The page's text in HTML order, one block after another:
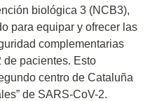
biológica 3 (NCB3),
para equipar y ofrecer las
complementarias
de pacientes. Esto
centro de Cataluña
de SARS-CoV-2.